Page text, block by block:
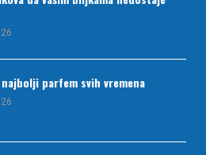
parfem svih vremena